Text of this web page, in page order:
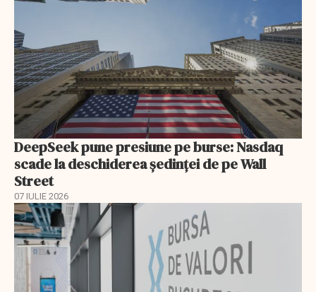
DeepSeek pune presiune pe burse: Nasdaq
scade la deschiderea ședinței de pe Wall
Street
07 IULIE 2026